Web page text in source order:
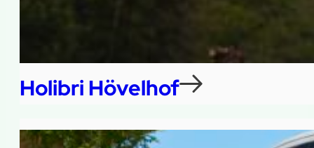
Holibri Hövelhof